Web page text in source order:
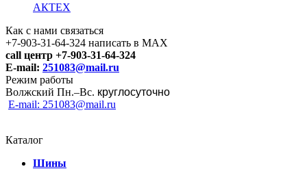
АКТЕХ
Как с нами связаться
+7-903-31-64-324 написать в MAX
call центр +7-903-31-64-324
E-mail: 251083@mail.ru
Режим работы
Волжский Пн.–Вс. круглосуточно
E-mail: 251083@mail.ru
Каталог
Шины